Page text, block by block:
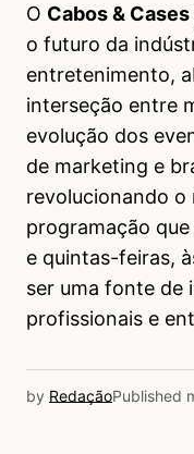
O Cabos & Cases
o futuro da
entretenimento,
interseção entre
evolução dos
de marketing e
revolucionando o
programação
e quintas-feiras,
ser uma fonte de
profissionais e
by RedaçãoPublished